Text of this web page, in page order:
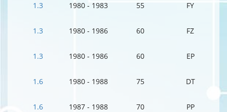
1.3 1980 - 1983 55 FY
1.3 1980 - 1986 60 FZ
1.3 1980 - 1986 60 EP
1.6 1980 - 1988 75 DT
1.6 1987 - 1988 70 PP